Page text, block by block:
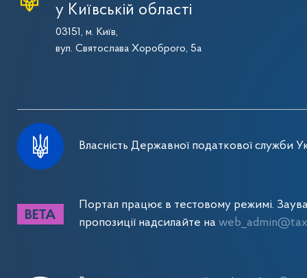
у Київській області
03151, м. Київ,
вул. Святослава Хороброго, 5а
Власність Державної податкової служби
Портал працює в тестовому режимі.
пропозиції надсилайте на